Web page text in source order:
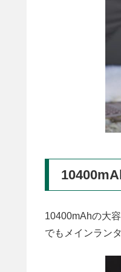
10400mAhの大
でもメインラン